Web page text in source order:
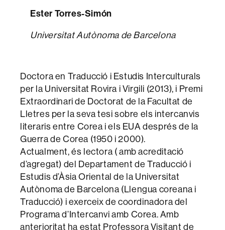
Ester Torres-Simón
Universitat Autònoma de Barcelona
Doctora en Traducció i Estudis Interculturals
per la Universitat Rovira i Virgili (2013), i Premi
Extraordinari de Doctorat de la Facultat de
Lletres per la seva tesi sobre els intercanvis
literaris entre Corea i els EUA després de la
Guerra de Corea (1950 i 2000).
Actualment, és lectora ( amb acreditació
d’agregat) del Departament de Traducció i
Estudis d’Àsia Oriental de la Universitat
Autònoma de Barcelona (Llengua coreana i
Traducció) i exerceix de coordinadora del
Programa d’Intercanvi amb Corea. Amb
anterioritat ha estat Professora Visitant de